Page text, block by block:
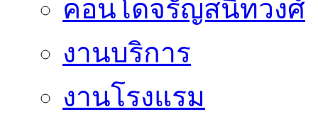
คอนโดจรัญสนิทวงศ์
งานบริการ
งานโรงแรม